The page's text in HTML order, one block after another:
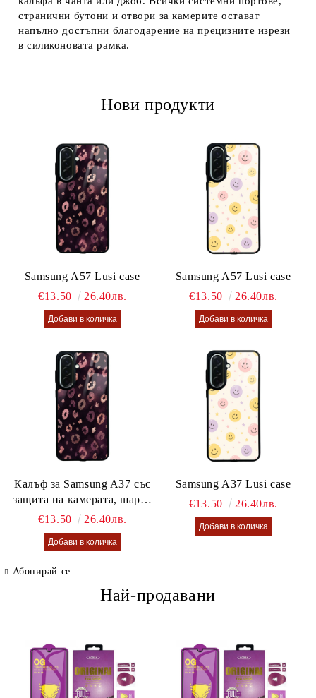
странични бутони и отвори за камерите остават
напълно достъпни благодарение на прецизните изрези
в силиконовата рамка.
Нови продукти
Samsung A57 Lusi case
€13.50
26.40лв.
Samsung A57 Lusi case
€13.50
26.40лв.
Калъф за Samsung A37 със
защита на камерата, шарен
калъф Lusi case
€13.50 26.40лв.
Samsung A37 Lusi case
€13.50
26.40лв.
Абонирай се
Най-продавани